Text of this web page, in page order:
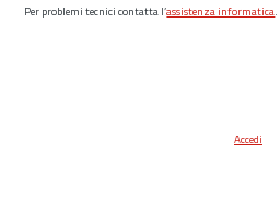
Per problemi tecnici contatta l’assistenza informatica.
Accedi